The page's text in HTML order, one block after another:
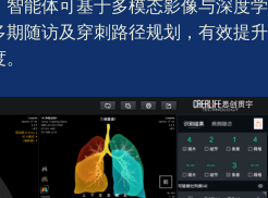
随访及穿刺路径规划，有效提升